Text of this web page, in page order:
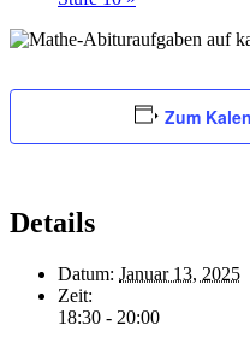
Zum
Details
Datum: Januar 13, 2025
Zeit:
18:30 - 20:00